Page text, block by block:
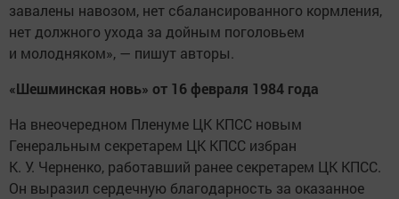
завалены навозом, нет сбалансированного кормления,
нет должного ухода за дойным поголовьем
и молодняком», — пишут авторы.
«Шешминская новь» от 16 февраля 1984 года
На внеочередном Пленуме ЦК КПСС новым
Генеральным секретарем ЦК КПСС избран
К. У. Черненко, работавший ранее секретарем ЦК КПСС.
Он выразил сердечную благодарность за оказанное